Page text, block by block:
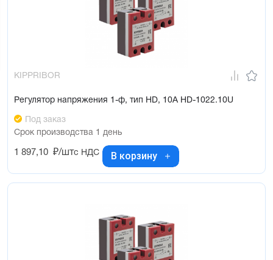
KIPPRIBOR
Регулятор напряжения 1-ф, тип HD, 10А HD-1022.10U
Под заказ
Срок производства 1 день
1 897,10 ₽/штс НДС В корзину